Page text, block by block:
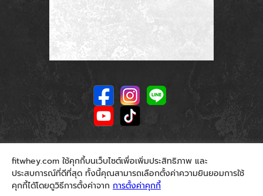
fitwhey.com ใช้คุกกี้บนเว็บไซต์เพื่อเพิ่มประสิทธิภาพ และ
ประสบการณ์ที่ดีที่สุด ทั้งนี้คุณสามารถเลือกตั้งค่าความยินยอมการใช้
คุกกี้ได้โดยดูวิธีการตั้งค่าจาก การตั้งค่าคุกกี้